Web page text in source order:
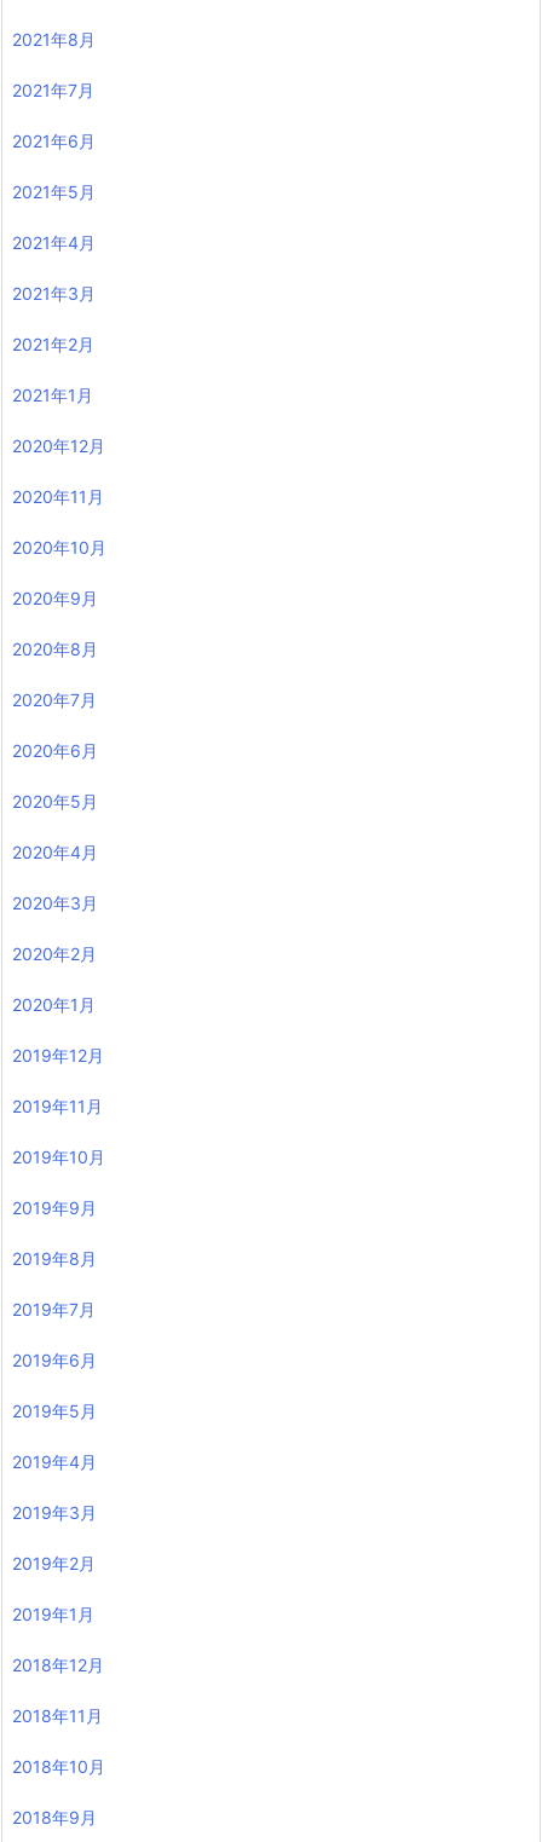
2021年8月
2021年7月
2021年6月
2021年5月
2021年4月
2021年3月
2021年2月
2021年1月
2020年12月
2020年11月
2020年10月
2020年9月
2020年8月
2020年7月
2020年6月
2020年5月
2020年4月
2020年3月
2020年2月
2020年1月
2019年12月
2019年11月
2019年10月
2019年9月
2019年8月
2019年7月
2019年6月
2019年5月
2019年4月
2019年3月
2019年2月
2019年1月
2018年12月
2018年11月
2018年10月
2018年9月